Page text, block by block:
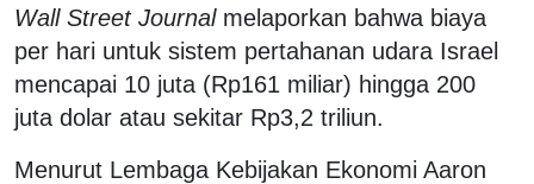
Wall Street Journalmelaporkan bahwa biaya
per hari untuk sistem pertahanan udara Israel
mencapai 10 juta (Rp161 miliar) hingga 200
juta dolar atau sekitar Rp3,2 triliun.
Menurut Lembaga Kebijakan Ekonomi Aaron